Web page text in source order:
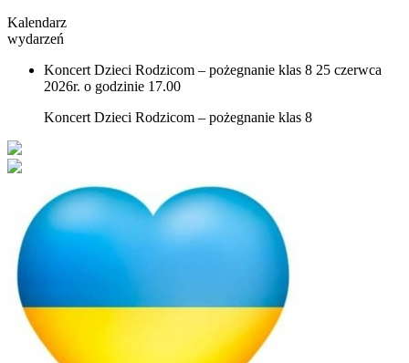
Kalendarz
wydarzeń
Koncert Dzieci Rodzicom – pożegnanie klas 8 25 czerwca
2026r. o godzinie 17.00
Koncert Dzieci Rodzicom – pożegnanie klas 8